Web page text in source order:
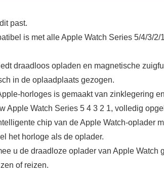
past.
is met alle Apple Watch Series 5/4/3/
draadloos opladen en magnetische
in de oplaadplaats gezogen.
horloges is gemaakt van zinklegering
Watch Series 5 4 3 2 1, volledig
chip van de Apple Watch-oplader
het horloge als de oplader.
u de draadloze oplader van Apple
of reizen.